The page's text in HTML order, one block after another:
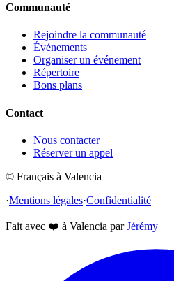
Communauté
Rejoindre la communauté
Événements
Organiser un événement
Répertoire
Bons plans
Contact
Nous contacter
Réserver un appel
© Français à Valencia
·Mentions légales·Confidentialité
Fait avec ❤️ à Valencia par Jérémy